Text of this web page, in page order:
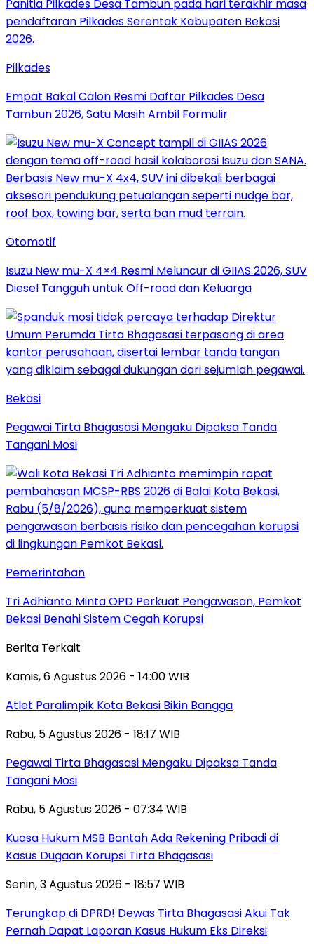
Pilkades
Empat Bakal Calon Resmi Daftar Pilkades Desa
Tambun 2026, Satu Masih Ambil Formulir
Otomotif
Isuzu New mu-X 4×4 Resmi Meluncur di GIIAS 2026, SUV
Diesel Tangguh untuk Off-road dan Keluarga
Bekasi
Pegawai Tirta Bhagasasi Mengaku Dipaksa Tanda
Tangani Mosi
Pemerintahan
Tri Adhianto Minta OPD Perkuat Pengawasan, Pemkot
Bekasi Benahi Sistem Cegah Korupsi
Berita Terkait
Kamis, 6 Agustus 2026 - 14:00 WIB
Atlet Paralimpik Kota Bekasi Bikin Bangga
Rabu, 5 Agustus 2026 - 18:17 WIB
Pegawai Tirta Bhagasasi Mengaku Dipaksa Tanda
Tangani Mosi
Rabu, 5 Agustus 2026 - 07:34 WIB
Kuasa Hukum MSB Bantah Ada Rekening Pribadi di
Kasus Dugaan Korupsi Tirta Bhagasasi
Senin, 3 Agustus 2026 - 18:57 WIB
Terungkap di DPRD! Dewas Tirta Bhagasasi Akui Tak
Pernah Dapat Laporan Kasus Hukum Eks Direksi